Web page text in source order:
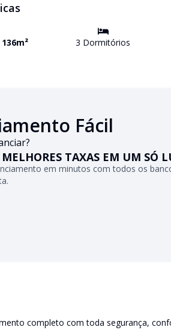
136m² 3 Dormitórios
Fácil
TAXAS EM UM SÓ
em minutos com todos os
completo com toda segurança,